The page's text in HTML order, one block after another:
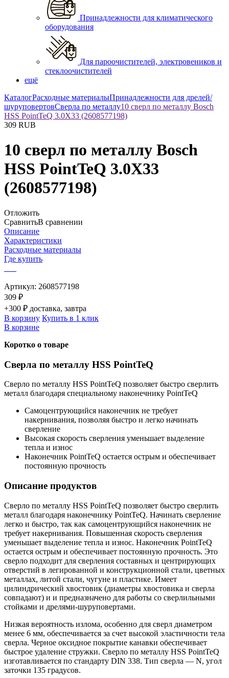
Принадлежности для климатического
оборудования
Для пароочистителей, электровеников и
стеклоочистителей
ещё
КаталогРасходные материалыПринадлежности для дрелей/
шуруповертовСверла по металлу10 сверл по металлу Bosch
HSS PointTeQ 3.0Х33 (2608577198)
309 RUB
10 сверл по металлу Bosch
HSS PointTeQ 3.0Х33
(2608577198)
Отложить
СравнитьВ сравнении
Описание
Характеристики
Расходные материалы
Где купить
Артикул: 2608577198
309 ₽
+300 ₽ доставка, завтра
В корзину Купить в 1 клик
В корзине
Коротко о товаре
Сверла по металлу HSS PointTeQ
Сверло по металлу HSS PointTeQ позволяет быстро сверлить
металл благодаря специальному наконечнику PointTeQ
Самоцентрующийся наконечник не требует
накернивания, позволяя быстро и легко начинать
сверление
Высокая скорость сверления уменьшает выделение
тепла и износ
Наконечник PointTeQ остается острым и обеспечивает
постоянную прочность
Описание продуктов
Сверло по металлу HSS PointTeQ позволяет быстро сверлить
металл благодаря наконечнику PointTeQ. Начинать сверление
легко и быстро, так как самоцентрующийся наконечник не
требует накернивания. Повышенная скорость сверления
уменьшает выделение тепла и износ. Наконечник PointTeQ
остается острым и обеспечивает постоянную прочность. Это
сверло подходит для сверления составных и центрирующих
отверстий в легированной и конструкционной стали, цветных
металлах, литой стали, чугуне и пластике. Имеет
цилиндрический хвостовик (диаметры хвостовика и сверла
совпадают) и и предназначено для работы со сверлильными
стойками и дрелями-шуруповертами.
Низкая вероятность излома, особенно для сверл диаметром
менее 6 мм, обеспечивается за счет высокой эластичности тела
сверла. Черное оксидное покрытие канавки обеспечивает
быстрое удаление стружки. Сверло по металлу HSS PointTeQ
изготавливается по стандарту DIN 338. Тип сверла — N, угол
заточки 135 градусов.